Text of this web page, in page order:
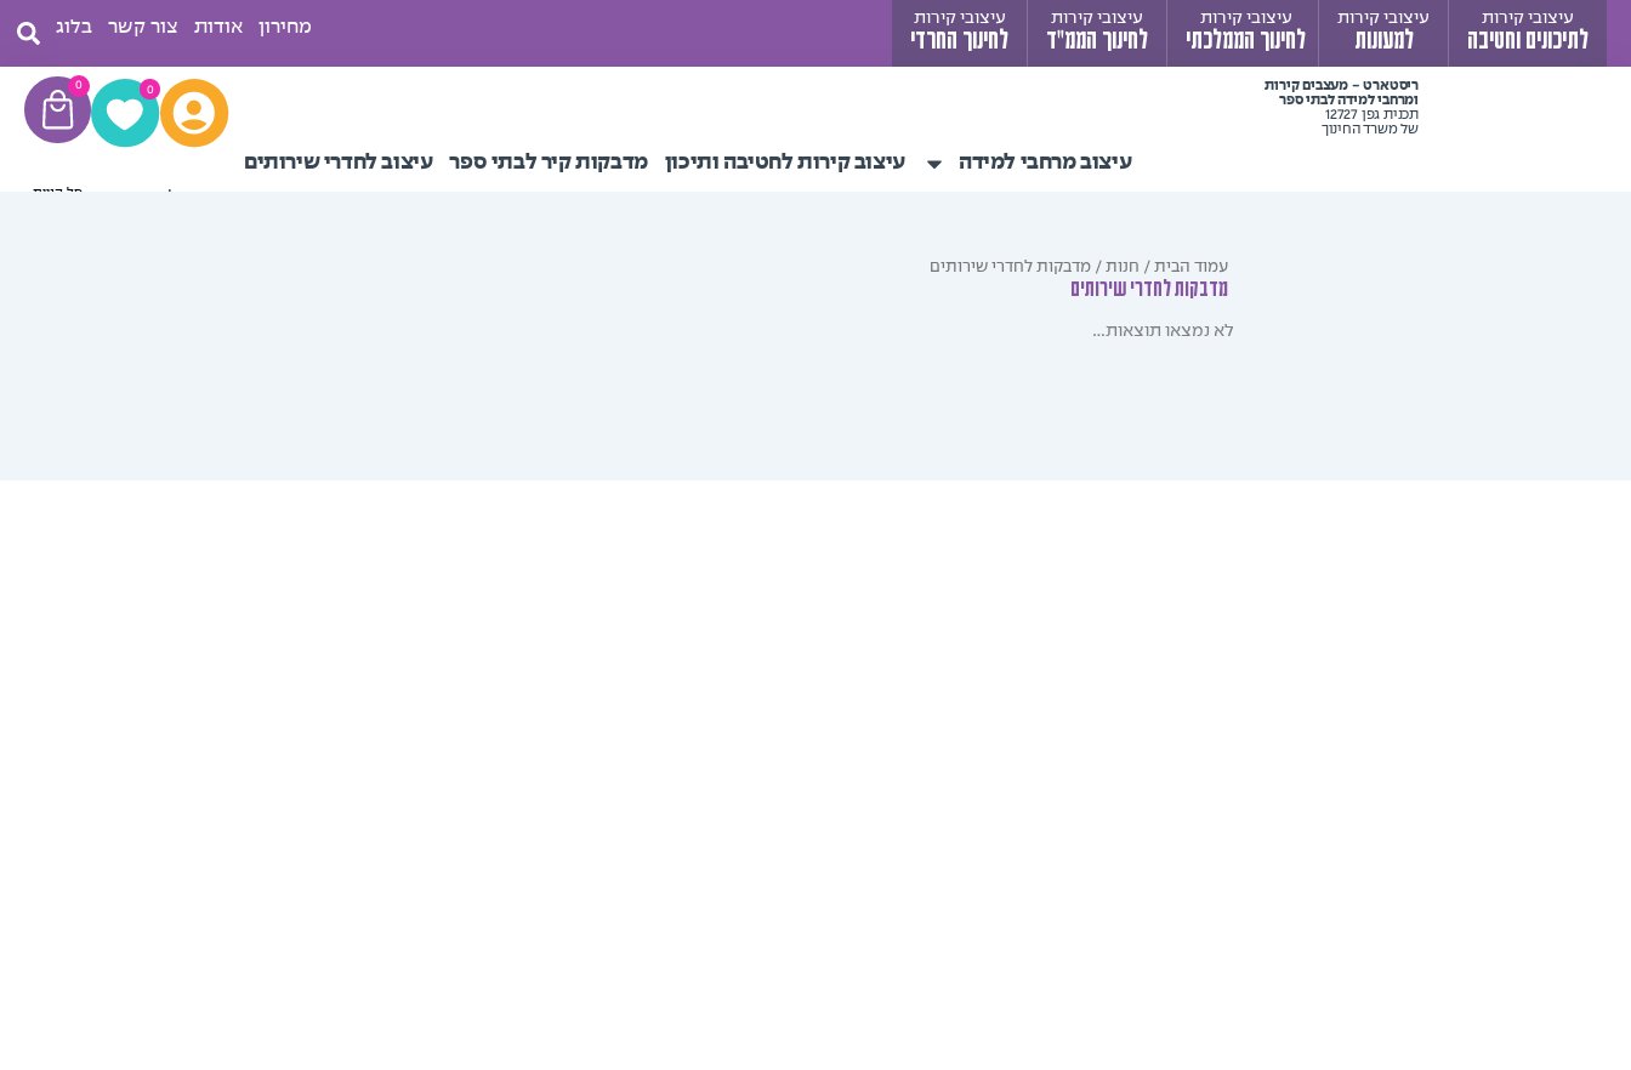
עיצובי קירות
לתיכונים וחטיבה
עיצובי קירות
למעונות
עיצובי קירות
לחינוך הממלכתי
עיצובי קירות
לחינוך הממ"ד
עיצובי קירות
לחינוך החרדי
מחירון אודות צור קשר בלוג
ריסטארט - מעצבים קירות
ומרחבי למידה לבתי ספר
תכנית גפן 12727
של משרד החינוך
עיצוב מרחבי למידה עיצוב קירות לחטיבה ותיכון מדבקות קיר לבתי ספר עיצוב לחדרי שירותים
0
0
עגלת
קניות
עמוד הבית / חנות / מדבקות לחדרי שירותים
מדבקות לחדרי שירותים
לא נמצאו תוצאות...